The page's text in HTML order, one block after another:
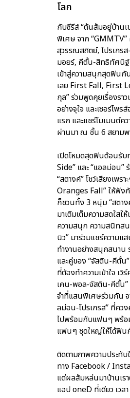
โลก
กับซีรีส์ “ต้นส้มอยู่บ้าน
พิเศษ จาก
สุวรรณสถิตย์, โปรเก
มอยร์, คีตั้น-สิทธิทัศนิ
เข้าสู่ความสนุกสุดฟินกั
เลย First Fall, First
กุล” ร่วมพูดคุยเรื่องร
อย่างจุใจ และเซอร์ไพ
แรก และแชร์โมเมนต์
ผ่านมา ณ ชั้น 6 สยามพ
เปิดโหมดสุดฟินต้อนรับ
Side” และ “แอลม่อน”
“สตางค์” โชว์เสียงเพ
Oranges Fall” ให้ฟัง
ก็ชวนทั้ง 3 หนุ่ม “สตา
มาเติมเต็มความสดใส
ความสนุก ความสนิทส
นิว” มาร่วมแชร์ความแ
ทำงานอย่างสนุกสนาน
และคู่ของ “จัสติน-คีตั้น
ที่ต้องทำความเข้าใจ เ
เคน-พอล-จัสติน-คีตั้น”
จำที่แสนพิเศษร่วมกัน
ลม่อน-โปรเกรส” ที่คว
ไปพร้อมกับแฟนๆ พร้อม
แฟนๆ ชุดใหญ่ให้ได้ฟิน
ติดตามภาพความประทั
ทาง Facebook /
แต่ผลส้มหล่นมาบ้านเร
แอป oneD ที่เดียว เวล